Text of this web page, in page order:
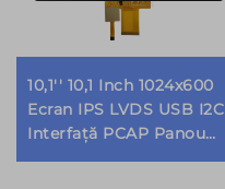
10,1'' 10,1 Inch 1024x600
Ecran IPS LVDS USB I2C
Interfață PCAP Panou